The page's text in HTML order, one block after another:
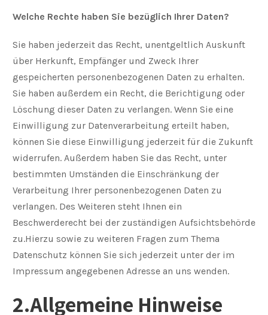
Welche Rechte haben Sie bezüglich Ihrer Daten?
Sie haben jederzeit das Recht, unentgeltlich Auskunft
über Herkunft, Empfänger und Zweck Ihrer
gespeicherten personenbezogenen Daten zu erhalten.
Sie haben außerdem ein Recht, die Berichtigung oder
Löschung dieser Daten zu verlangen. Wenn Sie eine
Einwilligung zur Datenverarbeitung erteilt haben,
können Sie diese Einwilligung jederzeit für die Zukunft
widerrufen. Außerdem haben Sie das Recht, unter
bestimmten Umständen die Einschränkung der
Verarbeitung Ihrer personenbezogenen Daten zu
verlangen. Des Weiteren steht Ihnen ein
Beschwerderecht bei der zuständigen Aufsichtsbehörde
zu.Hierzu sowie zu weiteren Fragen zum Thema
Datenschutz können Sie sich jederzeit unter der im
Impressum angegebenen Adresse an uns wenden.
2.Allgemeine Hinweise